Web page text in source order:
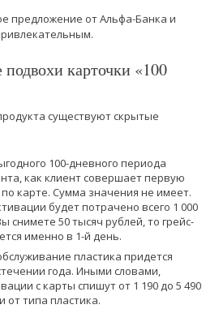
предложение от Альфа-Банка и
карточки «100
существуют скрытые
100-дневного периода
как клиент совершает первую
карте. Сумма значения не имеет.
будет потрачено всего 1 000
снимете 50 тысяч рублей, то грейс-
именно в 1-й день.
пластика придется
года. Иными словами,
с карты спишут от 1 190 до 5 490
от типа пластика.